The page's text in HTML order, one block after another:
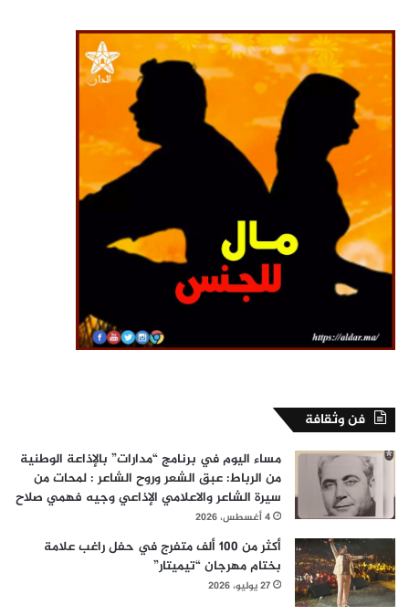
فن وثقافة
مساء اليوم في برنامج “مدارات” بالإذاعة الوطنية
من الرباط: عبق الشعر وروح الشاعر : لمحات من
سيرة الشاعر والاعلامي الإذاعي وجيه فهمي صلاح
4 أغسطس، 2026
أكثر من 100 ألف متفرج في حفل راغب علامة
بختام مهرجان “تيميتار”
27 يوليو، 2026